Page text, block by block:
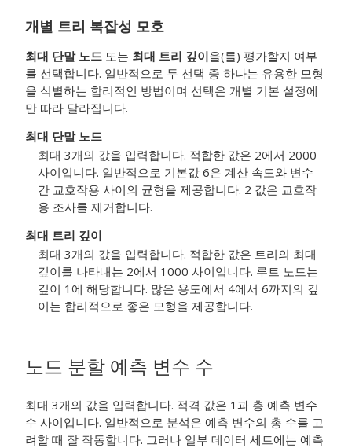
개별 트리 복잡성 모호
최대 단말 노드 또는 최대 트리 깊이을(를) 평가할지 여부
를 선택합니다. 일반적으로 두 선택 중 하나는 유용한 모형
을 식별하는 합리적인 방법이며 선택은 개별 기본 설정에
만 따라 달라집니다.
최대 단말 노드
최대 3개의 값을 입력합니다. 적합한 값은 2에서 2000
사이입니다. 일반적으로 기본값 6은 계산 속도와 변수
간 교호작용 사이의 균형을 제공합니다. 2 값은 교호작
용 조사를 제거합니다.
최대 트리 깊이
최대 3개의 값을 입력합니다. 적합한 값은 트리의 최대
깊이를 나타내는 2에서 1000 사이입니다. 루트 노드는
깊이 1에 해당합니다. 많은 용도에서 4에서 6까지의 깊
이는 합리적으로 좋은 모형을 제공합니다.
노드 분할 예측 변수 수
최대 3개의 값을 입력합니다. 적격 값은 1과 총 예측 변수
수 사이입니다. 일반적으로 분석은 예측 변수의 총 수를 고
려할 때 잘 작동합니다. 그러나 일부 데이터 세트에는 예측